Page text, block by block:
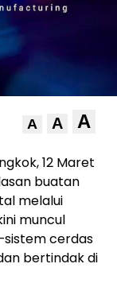
A A A
,12 Maret
buatan
melalui
muncul
cerdas
bertindak di